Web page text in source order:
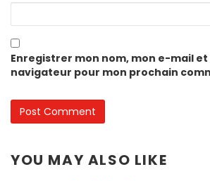
Enregistrer mon nom, mon e-mail et
navigateur pour mon prochain
YOU MAY ALSO LIKE